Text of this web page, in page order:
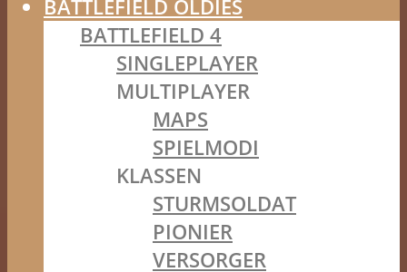
BATTLEFIELD OLDIES
BATTLEFIELD 4
SINGLEPLAYER
MULTIPLAYER
MAPS
SPIELMODI
KLASSEN
STURMSOLDAT
PIONIER
VERSORGER